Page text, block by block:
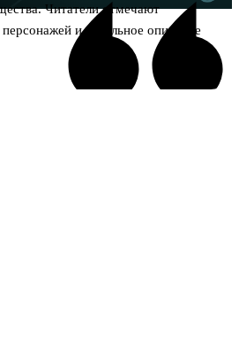
Читатели отмечают
и детальное описание